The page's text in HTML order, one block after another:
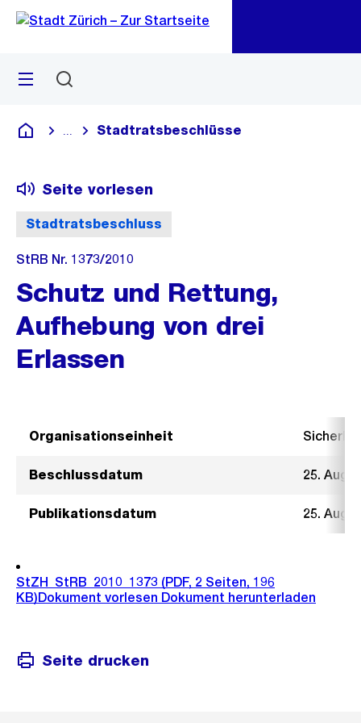
Navigation
Sprunglink
Menü
Deutsch
Blende alle Breadcrumbs ein
Stadtratsbeschlüsse
Stadtratsbeschluss
Seite vorlesen
StRB Nr. 1373/2010
Schutz und Rettung,
Aufhebung von drei
Erlassen
Organisationseinheit
Beschlussdatum 25.
Publikationsdatum 25.
StZH_StRB_2010_1373 (PDF, 2 Seiten, 196
KB)Dokument vorlesen Dokument herunterladen
Seite drucken